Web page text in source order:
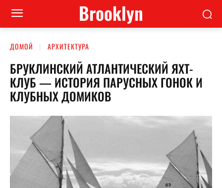
Brooklyn
ДОМОЙ АРХИТЕКТУРА
БРУКЛИНСКИЙ АТЛАНТИЧЕСКИЙ ЯХТ-
КЛУБ — ИСТОРИЯ ПАРУСНЫХ ГОНОК И
КЛУБНЫХ ДОМИКОВ